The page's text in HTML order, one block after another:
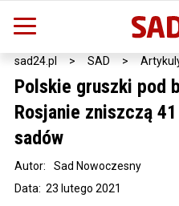
sad24.pl > SAD >
Polskie gruszki pod
Rosjanie zniszczą
sadów
Data: 23 lutego 2021
Autor: Sad Nowoczesny